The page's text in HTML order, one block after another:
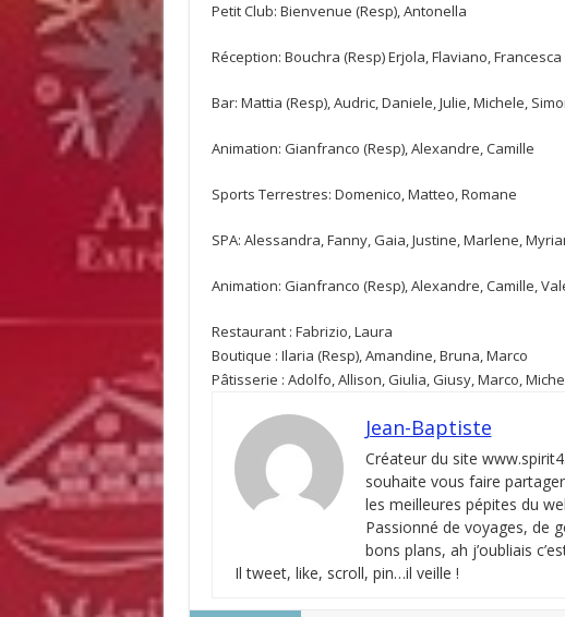
Petit Club: Bienvenue (Resp), Antonella
Réception: Bouchra (Resp) Erjola, Flaviano, Francesca
Bar: Mattia (Resp), Audric, Daniele, Julie, Michele,
Animation: Gianfranco (Resp), Alexandre, Camille
Sports Terrestres: Domenico, Matteo, Romane
SPA: Alessandra, Fanny, Gaia, Justine, Marlene,
Animation: Gianfranco (Resp), Alexandre, Camille,
Restaurant : Fabrizio, Laura
Boutique : Ilaria (Resp), Amandine, Bruna, Marco
Pâtisserie : Adolfo, Allison, Giulia, Giusy, Marco,
Jean-Baptiste
Créateur du site
souhaite vous faire
les meilleures pépites du
Passionné de voyages, de
bons plans, ah j’oubliais
Il tweet, like, scroll, pin…il veille !